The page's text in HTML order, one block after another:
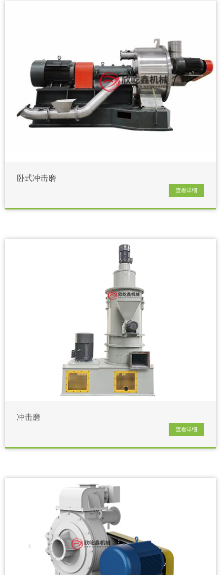
卧式冲击磨
查看详细
冲击磨
查看详细